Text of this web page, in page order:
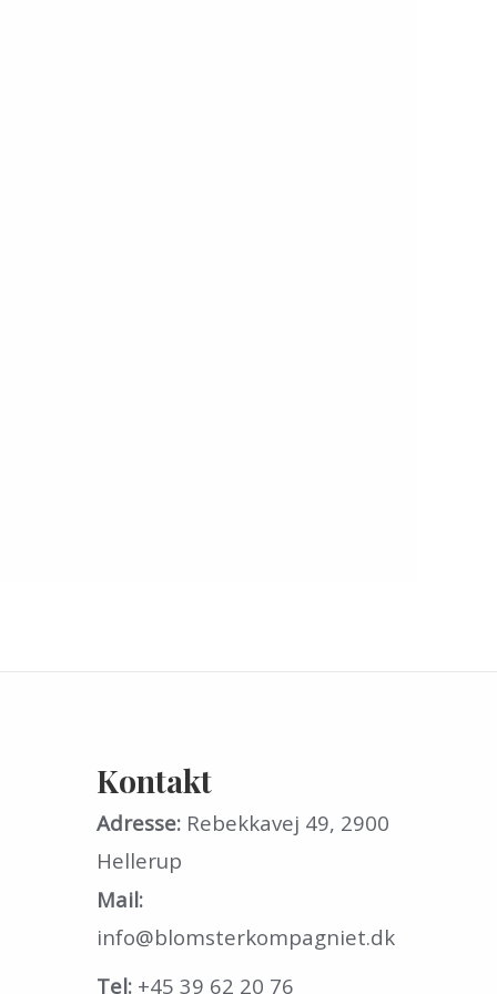
Kontakt
Adresse: Rebekkavej 49, 2900
Hellerup
Mail:
info@blomsterkompagniet.dk
Tel: +45 39 62 20 76